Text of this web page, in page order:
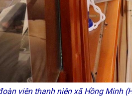
viên thanh niên xã Hồng Minh